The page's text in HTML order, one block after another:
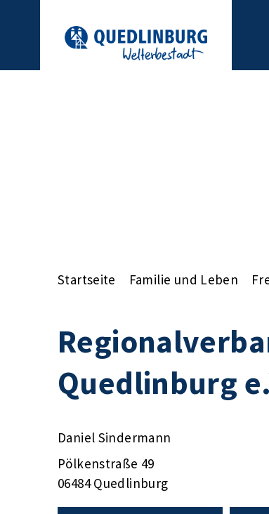
Startseite Familie und Leben
Quedlinburg
Daniel Sindermann
Pölkenstraße 49
06484 Quedlinburg